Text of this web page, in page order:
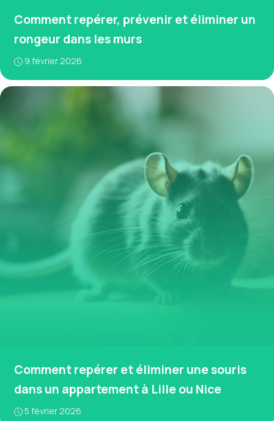
Comment repérer, prévenir et éliminer un
rongeur dans les murs
9 février 2026
Comment repérer et éliminer une souris
dans un appartement à Lille ou Nice
5 février 2026